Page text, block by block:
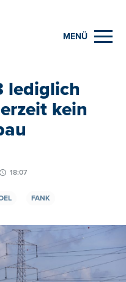
MENÜ
lediglich
kein
18:07
FANK